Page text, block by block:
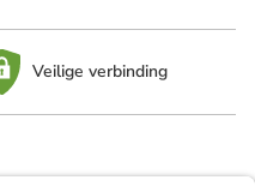
Veilige verbinding